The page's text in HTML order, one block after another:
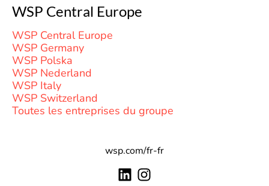
WSP Central Europe
WSP Central Europe
WSP Germany
WSP Polska
WSP Nederland
WSP Italy
WSP Switzerland
Toutes les entreprises du groupe
wsp.com/fr-fr